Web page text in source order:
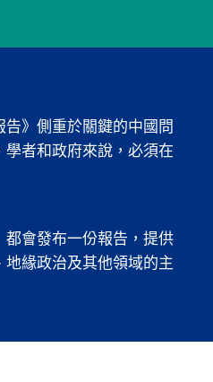
告》側重於關鍵的中國問
者和政府來說，必須在
會發布一份報告，提供
緣政治及其他領域的主